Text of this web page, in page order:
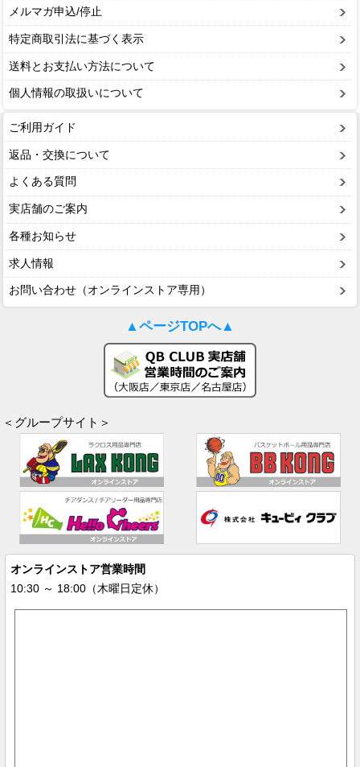
メルマガ申込/停止
特定商取引法に基づく表示
送料とお支払い方法について
個人情報の取扱いについて
ご利用ガイド
返品・交換について
よくある質問
実店舗のご案内
各種お知らせ
求人情報
お問い合わせ（オンラインストア専用）
▲ページTOPへ▲
＜グループサイト＞
オンラインストア営業時間
10:30 ～ 18:00（木曜日定休）